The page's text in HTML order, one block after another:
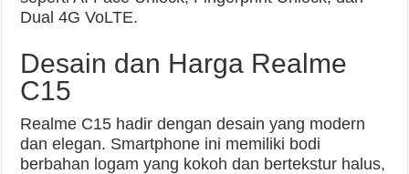
Dual 4G VoLTE.
Desain dan Harga Realme
C15
Realme C15 hadir dengan desain yang modern
dan elegan. Smartphone ini memiliki bodi
berbahan logam yang kokoh dan bertekstur halus,